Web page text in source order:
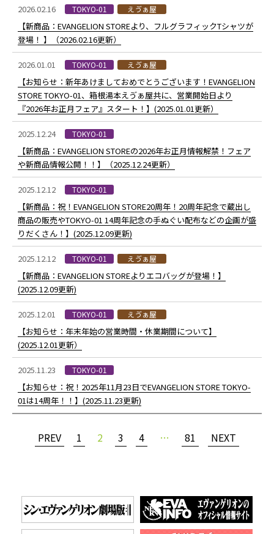
2026.02.16 TOKYO-01 えゔぁ屋
【新商品：EVANGELION STOREより、フルグラフィックTシャツが
登場！ 】（2026.02.16更新）
2026.01.01 TOKYO-01 えゔぁ屋
【お知らせ：新年あけましておめでとうございます！EVANGELION
STORE TOKYO-01、箱根湯本えゔぁ屋共に、営業開始日より
『2026年お正月フェア』スタート！】(2025.01.01更新）
2025.12.24 TOKYO-01
【新商品：EVANGELION STOREの2026年お正月情報解禁！フェア
や新商品情報公開！！】（2025.12.24更新）
2025.12.12 TOKYO-01
【新商品：祝！EVANGELION STORE20周年！20周年記念で蔵出し
商品の販売やTOKYO-01 14周年記念の手ぬぐい配布などの企画が盛
りだくさん！】(2025.12.09更新)
2025.12.12 TOKYO-01 えゔぁ屋
【新商品：EVANGELION STOREよりエコバッグが登場！】
(2025.12.09更新)
2025.12.01 TOKYO-01 えゔぁ屋
【お知らせ：年末年始の営業時間・休業期間について】
(2025.12.01更新）
2025.11.23 TOKYO-01
【お知らせ：祝！2025年11月23日でEVANGELION STORE TOKYO-
01は14周年！！】(2025.11.23更新)
PREV 1 2 3 4 … 81 NEXT